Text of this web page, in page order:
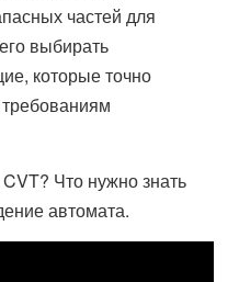
частей для
выбирать
которые точно
требованиям
Что нужно знать
автомата.